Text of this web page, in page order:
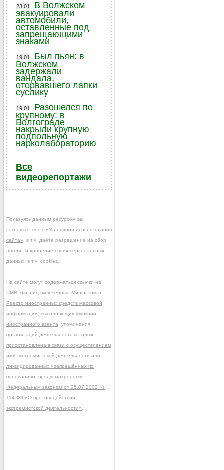
23.01
В Волжском
эвакуировали
автомобили,
оставленные под
запрещающими
знаками
19.01
Был пьян: в
Волжском
задержали
вандала,
оторвавшего лапки
суслику
19.01
Разошелся по
крупному: в
Волгограде
накрыли крупную
подпольную
нарколабораторию
Все
видеорепортажи
Пользуясь данным ресурсом вы
соглашаетесь с «Условиями использования
сайта» , в т.ч. даёте разрешение на сбор,
анализ и хранение своих персональных
данных, в т.ч. cookies.
На сайте могут содержаться ссылки на
СМИ, физлиц включённые Минюстом в
Реестр иностранных средств массовой
информации, выполняющих функции
иностранного агента , упоминания
организаций деятельность которых
приостановлена в связи с осуществлением
ими экстремистской деятельности или
ликвидированных / запрещённых по
основаниям, предусмотренным
Федеральным законом от 25.07.2002 №
114-ФЗ «О противодействии
экстремистской деятельности»